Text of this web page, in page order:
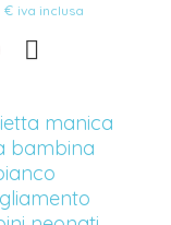
€ iva inclusa